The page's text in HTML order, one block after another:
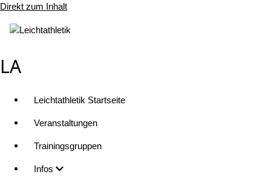
Direkt zum Inhalt
LA
Leichtathletik Startseite
Veranstaltungen
Trainingsgruppen
Infos